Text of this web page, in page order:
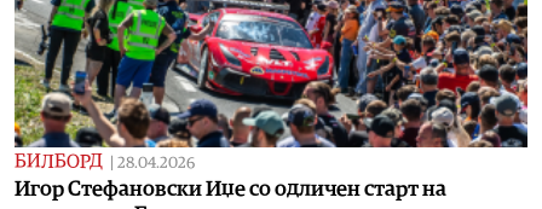
БИЛБОРД 28.04.2026
Игор Стефановски Иџе со одличен старт на